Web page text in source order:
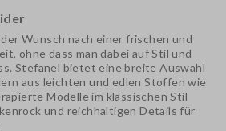
Wunsch nach einerfrischen und
ohne dass man dabei auf Stil und
Stefanel bietet eine breite Auswahl
aus leichten und edlen Stoffen wie
Modelle im klassischen Stil
und reichhaltigen Details für